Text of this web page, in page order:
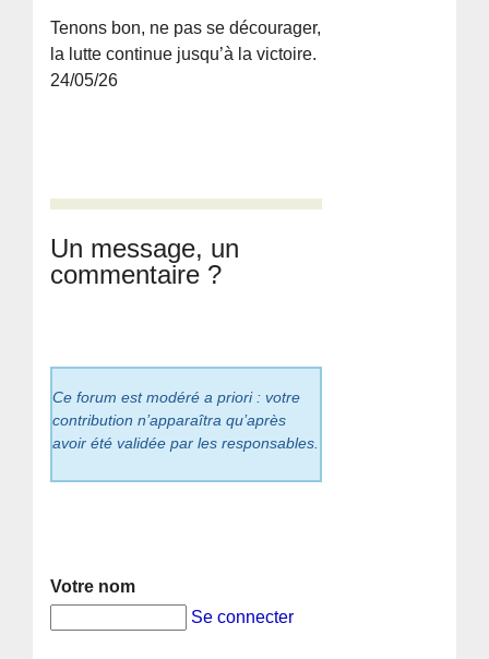
Tenons bon, ne pas se décourager,
la lutte continue jusqu’à la victoire.
24/05/26
Un message, un
commentaire ?
Ce forum est modéré a priori : votre
contribution n’apparaîtra qu’après
avoir été validée par les responsables.
Votre nom
Se connecter